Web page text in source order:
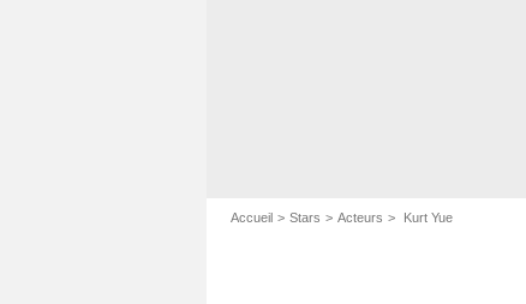
Accueil Stars Acteurs Kurt Yue